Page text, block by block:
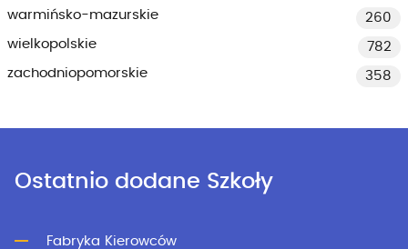
warmińsko-mazurskie
260
wielkopolskie
782
zachodniopomorskie
358
Ostatnio dodane Szkoły
Fabryka Kierowców